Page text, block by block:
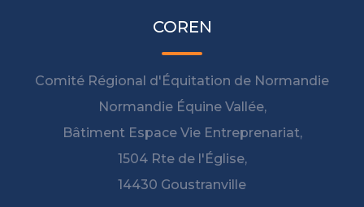
COREN
Comité Régional d'Équitation de Normandie
Normandie Équine Vallée,
Bâtiment Espace Vie Entreprenariat,
1504 Rte de l'Église,
14430 Goustranville